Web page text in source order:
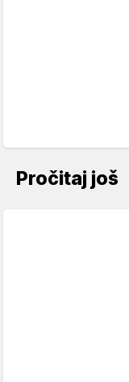
Pročitaj još